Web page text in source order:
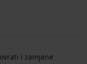
i zamjene